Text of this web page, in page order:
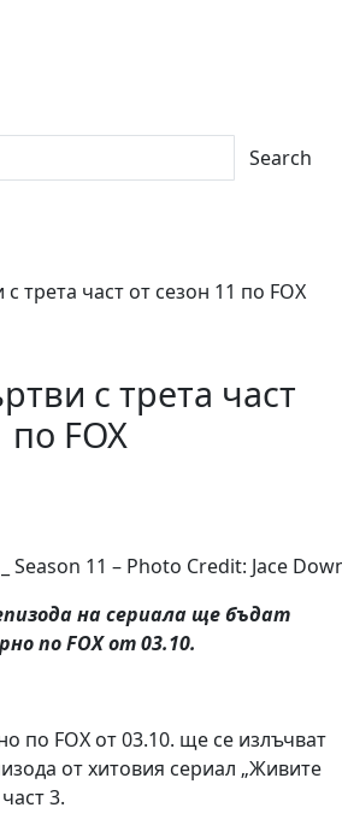
Search
трета част от сезон 11 по FOX
с трета част
по FOX
Season 11 – Photo Credit: Jace
на сериала ще бъдат
по FOX от 03.10.
по FOX от 03.10. ще се излъчват
от хитовия сериал „Живите
3.